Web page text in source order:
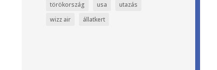
törökország
usa
utazás
wizz air
állatkert